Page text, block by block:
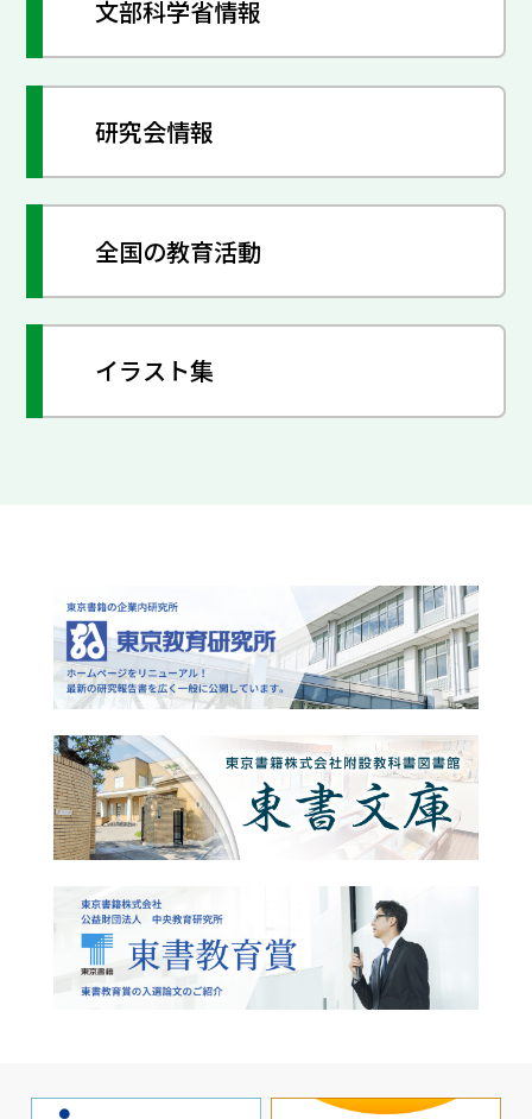
文部科学省情報
研究会情報
全国の教育活動
イラスト集